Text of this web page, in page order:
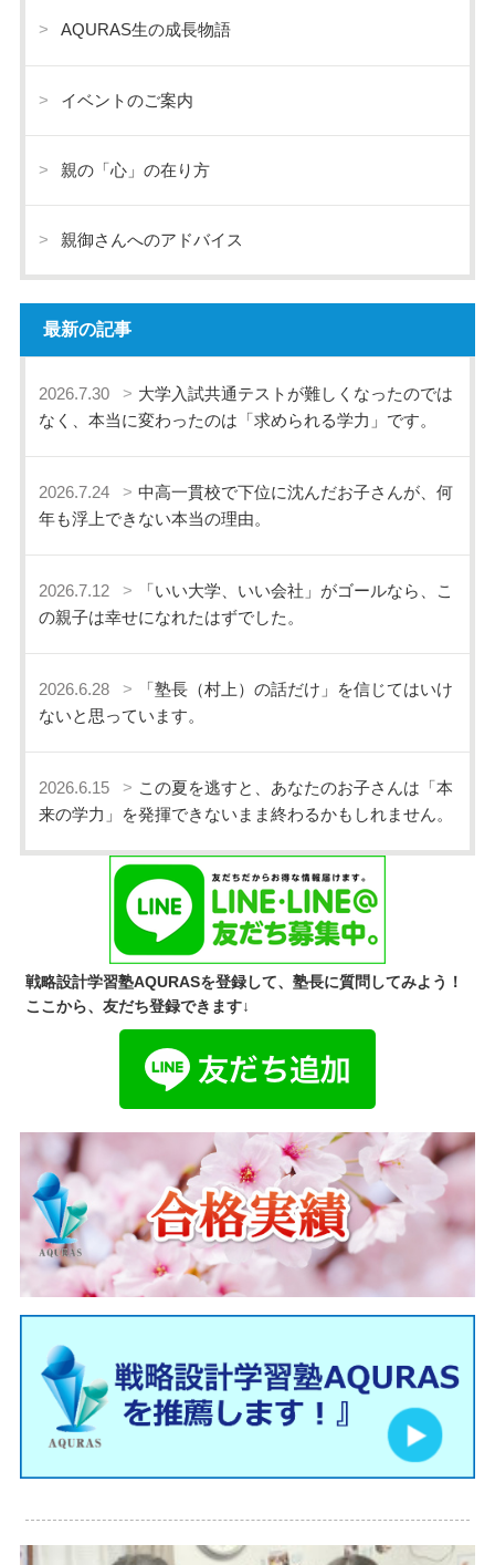
AQURAS生の成長物語
イベントのご案内
親の「心」の在り方
親御さんへのアドバイス
最新の記事
2026.7.30
大学入試共通テストが難しくなったのでは
なく、本当に変わったのは「求められる学力」です。
2026.7.24
中高一貫校で下位に沈んだお子さんが、何
年も浮上できない本当の理由。
2026.7.12
「いい大学、いい会社」がゴールなら、こ
の親子は幸せになれたはずでした。
2026.6.28
「塾長（村上）の話だけ」を信じてはいけ
ないと思っています。
2026.6.15
この夏を逃すと、あなたのお子さんは「本
来の学力」を発揮できないまま終わるかもしれません。
戦略設計学習塾AQURASを登録して、塾長に質問してみよう！
ここから、友だち登録できます↓